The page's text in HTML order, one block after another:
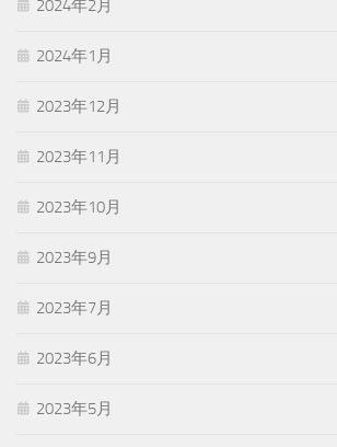
2024年2月
2024年1月
2023年12月
2023年11月
2023年10月
2023年9月
2023年7月
2023年6月
2023年5月